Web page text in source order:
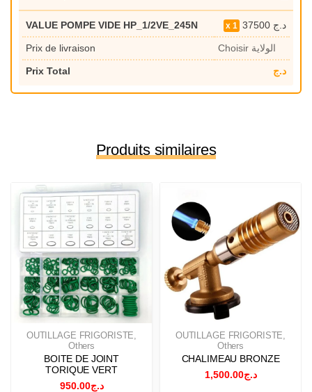
VALUE POMPE VIDE HP_1/2VE_245N 1 37500 د.ج
Prix de livraison Choisir الولاية
Prix Total د.ج
Produits similaires
OUTILLAGE FRIGORISTE,
Others
BOITE DE JOINT
TORIQUE VERT
د.ج950.00
OUTILLAGE FRIGORISTE,
Others
CHALIMEAU BRONZE
د.ج1,500.00